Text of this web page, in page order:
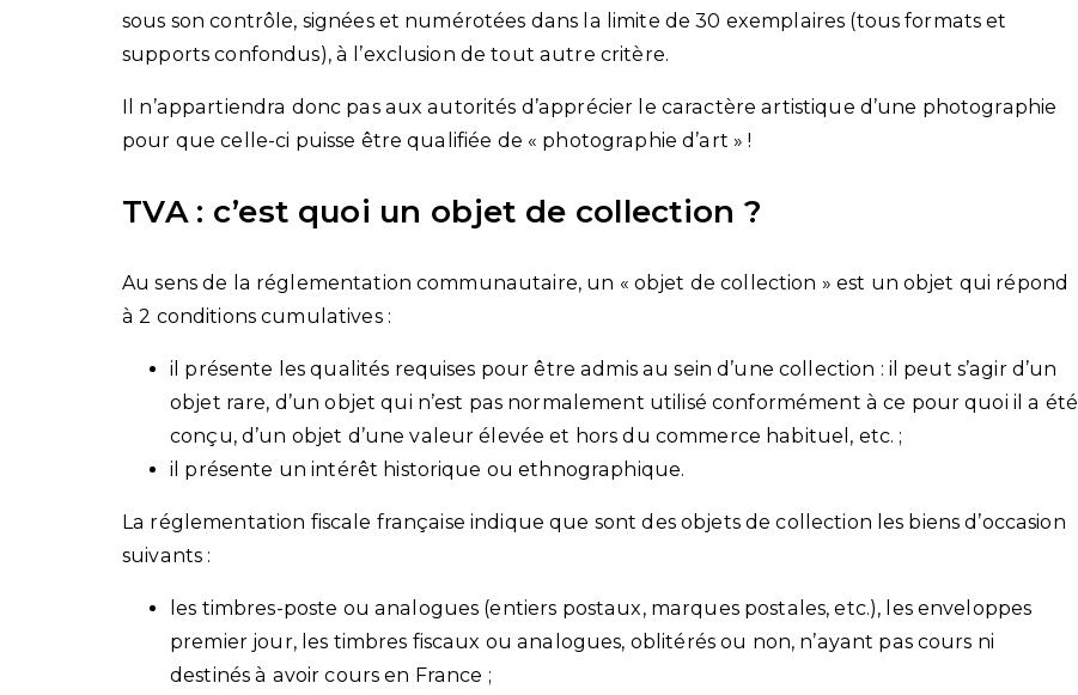
sous son contrôle, signées et numérotées dans la limite de 30 exemplaires (tous formats et
supports confondus), à l’exclusion de tout autre critère.
Il n’appartiendra donc pas aux autorités d’apprécier le caractère artistique d’une photographie
pour que celle-ci puisse être qualifiée de « photographie d’art » !
TVA : c’est quoi un objet de collection ?
Au sens de la réglementation communautaire, un « objet de collection » est un objet qui répond
à 2 conditions cumulatives :
il présente les qualités requises pour être admis au sein d’une collection : il peut s’agir d’un
objet rare, d’un objet qui n’est pas normalement utilisé conformément à ce pour quoi il a été
conçu, d’un objet d’une valeur élevée et hors du commerce habituel, etc. ;
il présente un intérêt historique ou ethnographique.
La réglementation fiscale française indique que sont des objets de collection les biens d’occasion
suivants :
les timbres-poste ou analogues (entiers postaux, marques postales, etc.), les enveloppes
premier jour, les timbres fiscaux ou analogues, oblitérés ou non, n’ayant pas cours ni
destinés à avoir cours en France ;